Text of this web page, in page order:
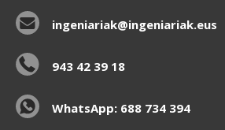
ingeniariak@ingeniariak.eus
943 42 39 18
WhatsApp: 688 734 394